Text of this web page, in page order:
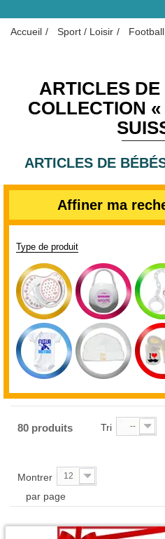
Accueil Sport / Loisir Football
ARTICLES
COLLECTION
ARTICLES DE
Affiner ma
Type de produit
80 produits Tri --
Montrer 12
par page